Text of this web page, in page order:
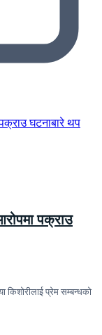
पक्राउ
किशोरीलाई प्रेम सम्बन्धको